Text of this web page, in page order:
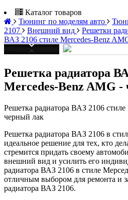
Каталог товаров
Тюнинг по моделям авто
2107
Внешний вид Решетки
ВАЗ 2106 стиле Mercedes-Benz
Решетка радиатора
Mercedes-Benz AMG
Решетка радиатора ВАЗ 2106
черный лак
Решетка радиатора ВАЗ 2106 в
идеальное решение для тех, кто
стремится придать своему
внешний вид и усилить его
радиатора ВАЗ 2106 в стиле
отличным выбором для ремонта и
радиатора ВАЗ 2106.